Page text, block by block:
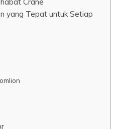
yang Tepat untuk Setiap